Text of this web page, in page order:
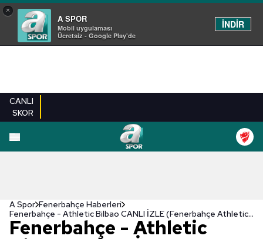
×
A SPOR
Mobil uygulaması
Ücretsiz - Google Play'de
İNDİR
CANLI
SKOR
A Spor Fenerbahçe Haberleri
Fenerbahçe - Athletic Bilbao CANLI İZLE (Fenerbahçe Athletic Bilbao maçı canlı)
Fenerbahçe - Athletic